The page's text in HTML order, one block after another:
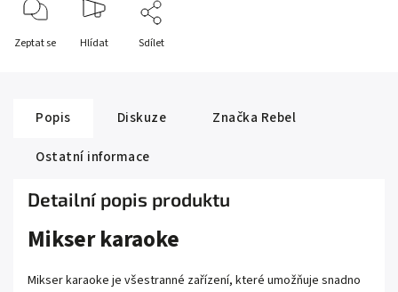
Zeptat se Hlídat Sdílet
Popis Diskuze Značka Rebel
Ostatní informace
Detailní popis produktu
Mikser karaoke
Mikser karaoke je všestranné zařízení, které umožňuje snadno